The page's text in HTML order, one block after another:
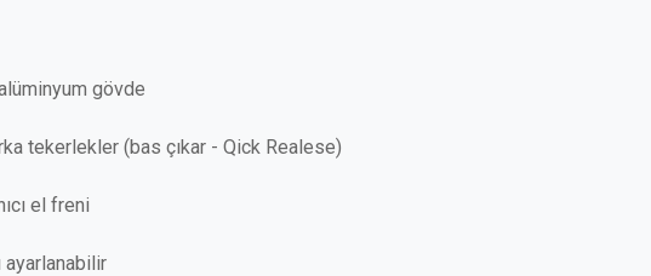
alüminyum gövde
tekerlekler (bas çıkar - Qick Realese)
el freni
ayarlanabilir